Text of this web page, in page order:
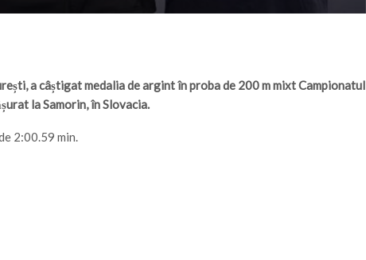
a câștigat medalia de argint în proba de 200 m mixt Campionatul
la Samorin, în Slovacia.
2:00.59 min.